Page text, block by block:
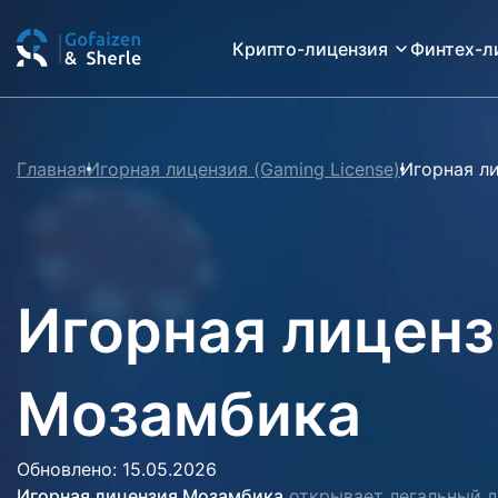
Крипто-лицензия Финтех-
ГлавнаяИгорная лицензия (Gaming License)Игорная
Игорная
Мозамбика
Обновлено: 15.05.2026